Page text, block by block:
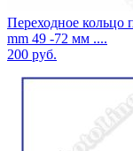
Переходное
mm 49 -72 мм ....
200 руб.